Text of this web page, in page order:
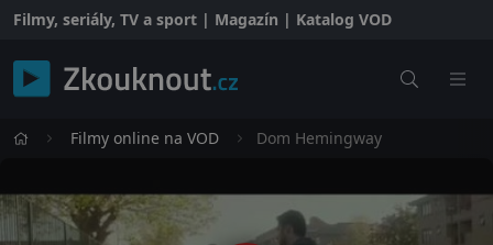
Filmy, seriály, TV a sport | Magazín | Katalog VOD
Filmy online na VOD Dom Hemingway